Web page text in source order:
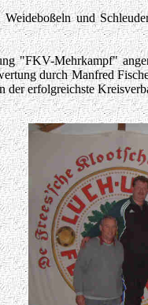
und
"FKV-Mehrkampf"
durch Manfred
erfolgreichste